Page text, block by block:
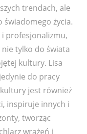
trendach, ale
życia.
i profesjonalizmu,
tylko do świata
kultury. Lisa
do pracy
jest również
inspiruje innych i
tworząc
wrażeń i